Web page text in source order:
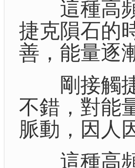
這種高頻
捷克隕石的
善，能量逐
剛接觸捷
不錯，對能
脈動，因人
這種高頻